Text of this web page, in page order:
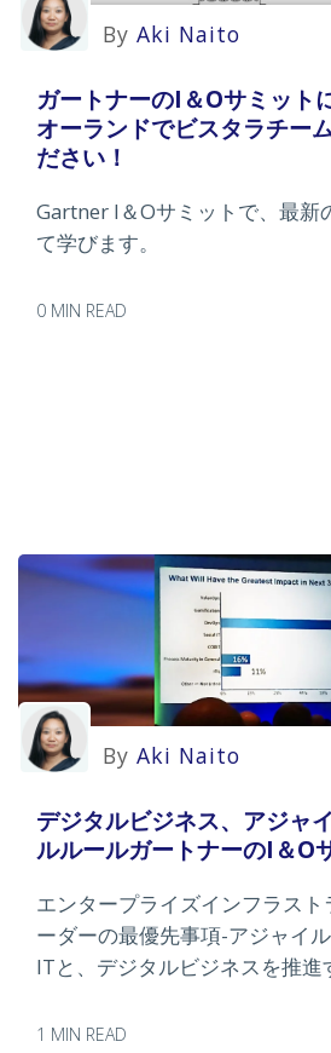
By Aki Naito
ガートナーのI＆Oサミット
オーランドでビスタラチー
ださい！
Gartner I＆Oサミットで、最新
て学びます。
0 MIN READ
By Aki Naito
デジタルビジネス、アジャ
ルルールガートナーのI＆O
エンタープライズインフラスト
ーダーの最優先事項-アジャイ
ITと、デジタルビジネスを推進
1 MIN READ